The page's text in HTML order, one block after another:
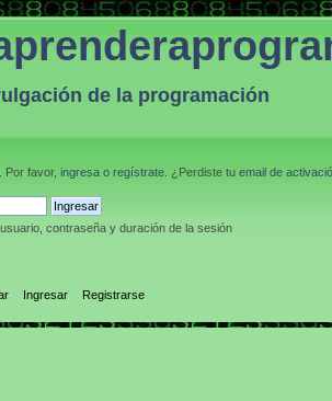
de la programación
. Por favor, ingresa o regístrate . ¿Perdiste tu email de
contraseña y duración de la sesión
Ingresar Registrarse